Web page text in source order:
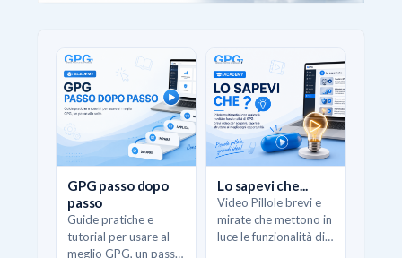
GPG passo dopo
passo
Guide pratiche e
tutorial per usare al
meglio GPG, un passo
Lo sapevi che...
Video Pillole brevi e
mirate che mettono in
luce le funzionalità di